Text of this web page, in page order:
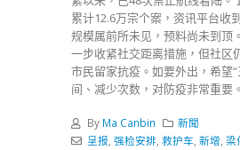
累计12.6万宗个案，资讯平台收
规模属前所未见，预料尚未到顶
一步收紧社交距离措施，但社区
市民留家抗疫。如要外出，希望
间、减少次数，对防疫非常重要。
By Ma Canbin
新聞
呈报 强检安排, 救护车 新增 梁